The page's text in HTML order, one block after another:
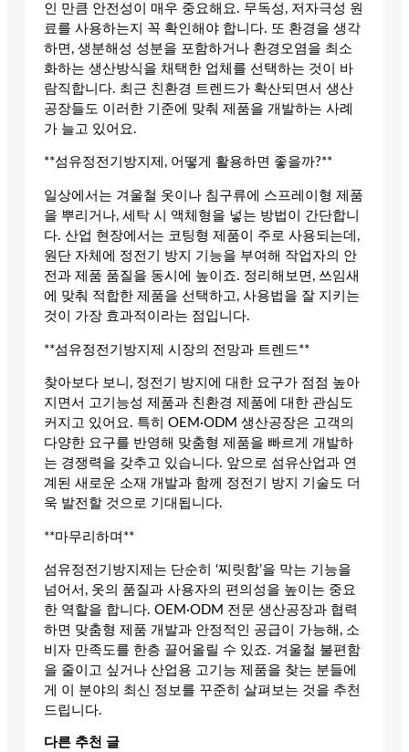
인 만큼 안전성이 매우 중요해요. 무독성, 저자극성 원
료를 사용하는지 꼭 확인해야 합니다. 또 환경을 생각
하면, 생분해성 성분을 포함하거나 환경오염을 최소
화하는 생산방식을 채택한 업체를 선택하는 것이 바
람직합니다. 최근 친환경 트렌드가 확산되면서 생산
공장들도 이러한 기준에 맞춰 제품을 개발하는 사례
가 늘고 있어요.
**섬유정전기방지제, 어떻게 활용하면 좋을까?**
일상에서는 겨울철 옷이나 침구류에 스프레이형 제품
을 뿌리거나, 세탁 시 액체형을 넣는 방법이 간단합니
다. 산업 현장에서는 코팅형 제품이 주로 사용되는데,
원단 자체에 정전기 방지 기능을 부여해 작업자의 안
전과 제품 품질을 동시에 높이죠. 정리해보면, 쓰임새
에 맞춰 적합한 제품을 선택하고, 사용법을 잘 지키는
것이 가장 효과적이라는 점입니다.
**섬유정전기방지제 시장의 전망과 트렌드**
찾아보다 보니, 정전기 방지에 대한 요구가 점점 높아
지면서 고기능성 제품과 친환경 제품에 대한 관심도
커지고 있어요. 특히 OEM·ODM 생산공장은 고객의
다양한 요구를 반영해 맞춤형 제품을 빠르게 개발하
는 경쟁력을 갖추고 있습니다. 앞으로 섬유산업과 연
계된 새로운 소재 개발과 함께 정전기 방지 기술도 더
욱 발전할 것으로 기대됩니다.
**마무리하며**
섬유정전기방지제는 단순히 ‘찌릿함’을 막는 기능을
넘어서, 옷의 품질과 사용자의 편의성을 높이는 중요
한 역할을 합니다. OEM·ODM 전문 생산공장과 협력
하면 맞춤형 제품 개발과 안정적인 공급이 가능해, 소
비자 만족도를 한층 끌어올릴 수 있죠. 겨울철 불편함
을 줄이고 싶거나 산업용 고기능 제품을 찾는 분들에
게 이 분야의 최신 정보를 꾸준히 살펴보는 것을 추천
드립니다.
다른 추천 글